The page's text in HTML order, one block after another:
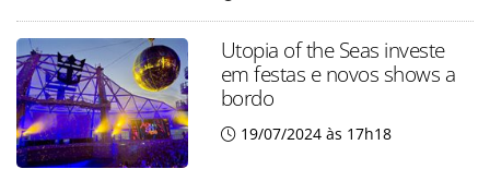
Utopia of the Seas investe
em festas e novos shows a
bordo
19/07/2024 às 17h18